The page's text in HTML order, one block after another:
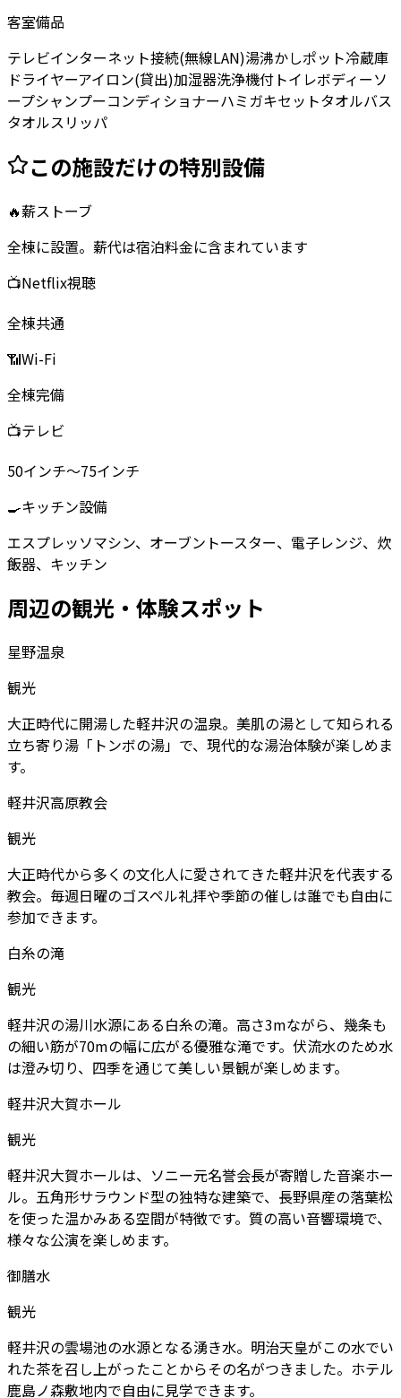
客室備品
テレビインターネット接続(無線LAN)湯沸かしポット冷蔵庫
ドライヤーアイロン(貸出)加湿器洗浄機付トイレボディーソ
ープシャンプーコンディショナーハミガキセットタオルバス
タオルスリッパ
この施設だけの特別設備
🔥薪ストーブ
全棟に設置。薪代は宿泊料金に含まれています
📺Netflix視聴
全棟共通
📶Wi-Fi
全棟完備
📺テレビ
50インチ～75インチ
🍳キッチン設備
エスプレッソマシン、オーブントースター、電子レンジ、炊
飯器、キッチン
周辺の観光・体験スポット
星野温泉
観光
大正時代に開湯した軽井沢の温泉。美肌の湯として知られる
立ち寄り湯「トンボの湯」で、現代的な湯治体験が楽しめま
す。
軽井沢高原教会
観光
大正時代から多くの文化人に愛されてきた軽井沢を代表する
教会。毎週日曜のゴスペル礼拝や季節の催しは誰でも自由に
参加できます。
白糸の滝
観光
軽井沢の湯川水源にある白糸の滝。高さ3mながら、幾条も
の細い筋が70mの幅に広がる優雅な滝です。伏流水のため水
は澄み切り、四季を通じて美しい景観が楽しめます。
軽井沢大賀ホール
観光
軽井沢大賀ホールは、ソニー元名誉会長が寄贈した音楽ホー
ル。五角形サラウンド型の独特な建築で、長野県産の落葉松
を使った温かみある空間が特徴です。質の高い音響環境で、
様々な公演を楽しめます。
御膳水
観光
軽井沢の雲場池の水源となる湧き水。明治天皇がこの水でい
れた茶を召し上がったことからその名がつきました。ホテル
鹿島ノ森敷地内で自由に見学できます。